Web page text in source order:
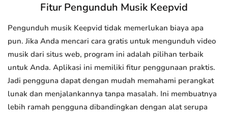
Fitur Pengunduh Musik Keepvid
Pengunduh musik Keepvid tidak memerlukan biaya apa
pun. Jika Anda mencari cara gratis untuk mengunduh video
musik dari situs web, program ini adalah pilihan terbaik
untuk Anda. Aplikasi ini memiliki fitur penggunaan praktis.
Jadi pengguna dapat dengan mudah memahami perangkat
lunak dan menjalankannya tanpa masalah. Ini membuatnya
lebih ramah pengguna dibandingkan dengan alat serupa